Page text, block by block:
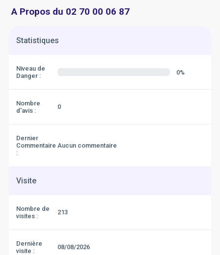
A Propos du 02 70 00 06 87
Statistiques
Niveau de
Danger :
0%
Nombre
d'avis :
0
Dernier
Commentaire
:
Aucun commentaire
Visite
Nombre de
visites :
213
Dernière
visite :
08/08/2026